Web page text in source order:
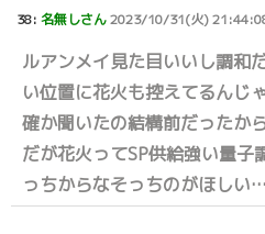
38: 名無しさん2023/10/31(火)
ルアンメイ見た目いいし調和
い位置に花火も控えてるんじ
確か聞いたの結構前だったか
だが花火ってSP供給強い量子
っちからなそっちのがほしい…